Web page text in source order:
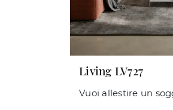
Living LV727